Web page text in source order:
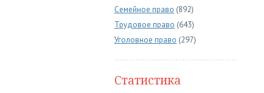
Семейное право (892)
Трудовое право (643)
Уголовное право (297)
Статистика